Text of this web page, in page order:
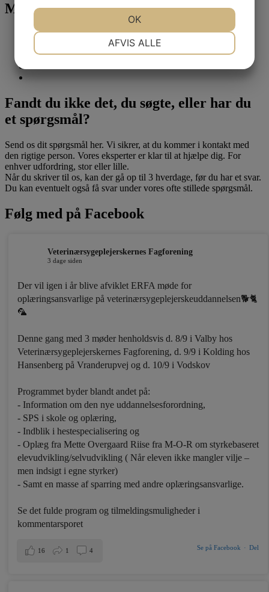
Mød vores sponsorer
Fandt du ikke det, du søgte, eller har du
et spørgsmål?
Send os dit spørgsmål her. Vi sikrer, at du kommer i kontakt med
den rigtige person. Vores eksperter er klar til at hjælpe dig. For
enhver udfordring, stor eller lille.
Når du skriver til os, kan der gå op til 3 hverdage, før du har et svar.
Du kan eventuelt også få svar under vores ofte stillede spørgsmål.
Følg med på Facebook
Veterinærsygeplejerskernes Fagforening
3 dage siden
Der vil igen i år blive afviklet ERFA møde for
oplæringsansvarlige på veterinærsygeplejerskeuddannelsen🐕🐈
🦜
Denne gang med 3 møder henholdsvis d. 8/9 i Valby hos
Veterinærsygeplejerskernes Fagforening, d. 9/9 i Kolding hos
Hansenberg på Vranderupvej og d. 10/9 i Vodskov
Programmet byder blandt andet på:
- Information om den nye uddannelsesforordning,
- SPS i skole og oplæring,
- Indblik i hestespecialisering og
- Oplæg fra Mette Overgaard Riise fra M-O-R om styrkebaseret
elevudvikling/selvudvikling ( Når eleven ikke mangler vilje –
men indsigt i egne styrker)
- Samt en masse af sparring med andre oplæringsansvarlige.
Se det fulde program og tilmeldingsmuligheder i
kommentarsporet
Se på Facebook · Del
16 1 4
AFVIS ALLE
OK